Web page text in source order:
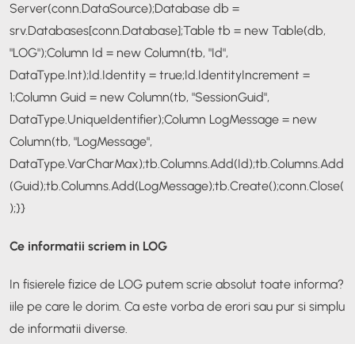
Server(conn.DataSource);Database db =
srv.Databases[conn.Database];Table tb = new Table(db,
"LOG");Column Id = new Column(tb, "Id",
DataType.Int);Id.Identity = true;Id.IdentityIncrement =
1;Column Guid = new Column(tb, "SessionGuid",
DataType.UniqueIdentifier);Column LogMessage = new
Column(tb, "LogMessage",
DataType.VarCharMax);tb.Columns.Add(Id);tb.Columns.Add
(Guid);tb.Columns.Add(LogMessage);tb.Create();conn.Close(
);}}
Ce informatii scriem in LOG
In fisierele fizice de LOG putem scrie absolut toate informa?
iile pe care le dorim. Ca este vorba de erori sau pur si simplu
de informatii diverse.